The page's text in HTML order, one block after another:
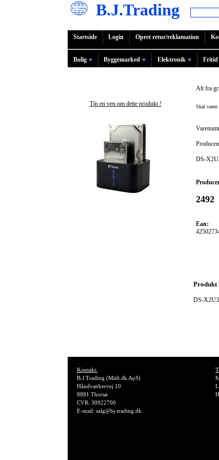
B.J.Trading
Startside Login Opret retur/reklamation
Bolig Byggemarked Elektronik Fritid
Tip en ven om dette produkt !
Alt fra
Skal varen
DS-
2492
Ean:
Produkt
DS-
Kontakt:
B.J.Trading (Midt.dk ApS)
Håndværkervej 10
8881 Thorsø
CVR: 30922700
E-mail: salg@bj-trading.dk